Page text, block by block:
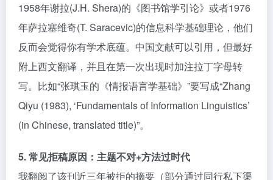
1958年谢拉(J.H. Shera)的《图书馆学引论》或者1976
年萨拉塞维奇(T. Saracevic)的信息科学基础理论，他们
反而会觉得你有学术底蕴。中国文献可以引用，但最好
附上西文翻译，并且在第一次出现时加注拉丁字母转
写。比如“张琪玉的《情报语言学基础》”要写成“Zhang
Qiyu (1983), ‘Fundamentals of Information Linguistics’
(in Chinese, translated title)”。
5. 常见拒稿原因：主题不对+方法过时代
我翻阅了该刊近三年被拒的摘要（部分通过同行私下渠